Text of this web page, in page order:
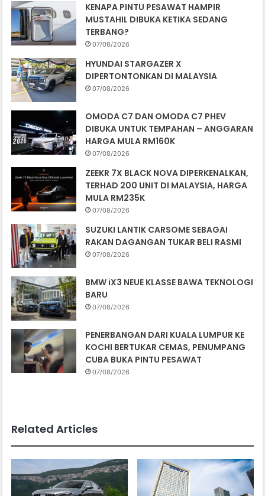
KENAPA PINTU PESAWAT HAMPIR
MUSTAHIL DIBUKA KETIKA SEDANG
TERBANG?
07/08/2026
HYUNDAI STARGAZER X
DIPERTONTONKAN DI MALAYSIA
07/08/2026
OMODA C7 DAN OMODA C7 PHEV
DIBUKA UNTUK TEMPAHAN – ANGGARAN
HARGA MULA RM160K
07/08/2026
ZEEKR 7X BLACK NOVA DIPERKENALKAN,
TERHAD 200 UNIT DI MALAYSIA, HARGA
MULA RM235K
07/08/2026
SUZUKI LANTIK CARSOME SEBAGAI
RAKAN DAGANGAN TUKAR BELI RASMI
07/08/2026
BMW iX3 NEUE KLASSE BAWA TEKNOLOGI
BARU
07/08/2026
PENERBANGAN DARI KUALA LUMPUR KE
KOCHI BERTUKAR CEMAS, PENUMPANG
CUBA BUKA PINTU PESAWAT
07/08/2026
Related Articles